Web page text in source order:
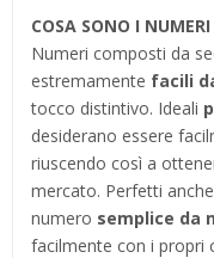
COSA SONO I NUMERI
Numeri composti da
estremamente facili
tocco distintivo. Ideali
desiderano essere
riuscendo così a
mercato. Perfetti
numero semplice da
facilmente con i propri